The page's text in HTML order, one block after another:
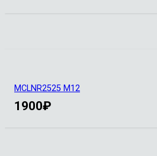
MCLNR2525 M12
1900₽